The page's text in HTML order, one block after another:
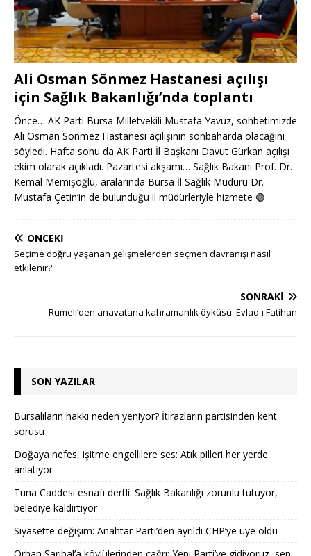
Ali Osman Sönmez Hastanesi açılışı
için Sağlık Bakanlığı’nda toplantı
Önce… AK Parti Bursa Milletvekili Mustafa Yavuz, sohbetimizde
Ali Osman Sönmez Hastanesi açılışının sonbaharda olacağını
söyledi. Hafta sonu da AK Parti İl Başkanı Davut Gürkan açılışı
ekim olarak açıkladı. Pazartesi akşamı… Sağlık Bakanı Prof. Dr.
Kemal Memişoğlu, aralarında Bursa İl Sağlık Müdürü Dr.
Mustafa Çetin’in de bulunduğu il müdürleriyle hizmete 🟢
ÖNCEKI
Seçime doğru yaşanan gelişmelerden seçmen davranışı nasıl
etkilenir?
SONRAKI
Rumeli’den anavatana kahramanlık öyküsü: Evlad-ı Fatihan
SON YAZILAR
Bursalıların hakkı neden yeniyor? İtirazların partisinden kent
sorusu
Doğaya nefes, işitme engellilere ses: Atık pilleri her yerde
anlatıyor
Tuna Caddesi esnafı dertli: Sağlık Bakanlığı zorunlu tutuyor,
belediye kaldırtıyor
Siyasette değişim: Anahtar Parti’den ayrıldı CHP’ye üye oldu